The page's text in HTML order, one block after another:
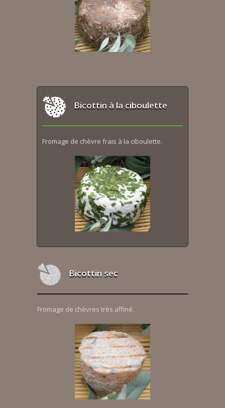
Bicottin à la ciboulette
Fromage de chèvre frais à la ciboulette.
Bicottin sec
Fromage de chèvres très affiné.